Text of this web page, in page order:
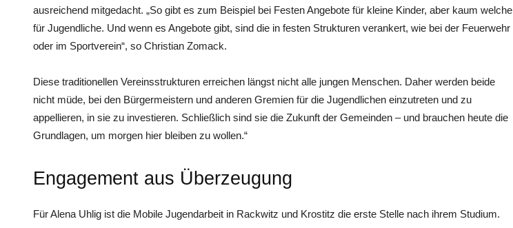
ausreichend mitgedacht. „So gibt es zum Beispiel bei Festen Angebote für kleine Kinder, aber kaum welche
für Jugendliche. Und wenn es Angebote gibt, sind die in festen Strukturen verankert, wie bei der Feuerwehr
oder im Sportverein“, so Christian Zomack.
Diese traditionellen Vereinsstrukturen erreichen längst nicht alle jungen Menschen. Daher werden beide
nicht müde, bei den Bürgermeistern und anderen Gremien für die Jugendlichen einzutreten und zu
appellieren, in sie zu investieren. Schließlich sind sie die Zukunft der Gemeinden – und brauchen heute die
Grundlagen, um morgen hier bleiben zu wollen.“
Engagement aus Überzeugung
Für Alena Uhlig ist die Mobile Jugendarbeit in Rackwitz und Krostitz die erste Stelle nach ihrem Studium.